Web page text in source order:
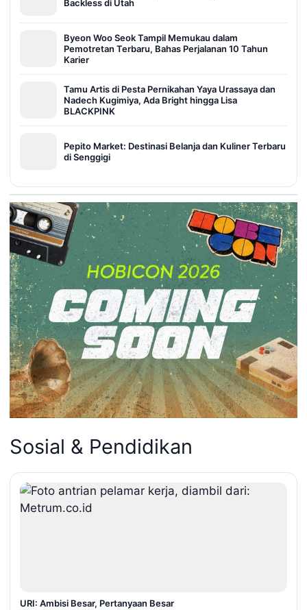
Backless di Utah
Byeon Woo Seok Tampil Memukau dalam
Pemotretan Terbaru, Bahas Perjalanan 10 Tahun
Karier
Tamu Artis di Pesta Pernikahan Yaya Urassaya dan
Nadech Kugimiya, Ada Bright hingga Lisa
BLACKPINK
Pepito Market: Destinasi Belanja dan Kuliner Terbaru
di Senggigi
Sosial & Pendidikan
URI: Ambisi Besar, Pertanyaan Besar